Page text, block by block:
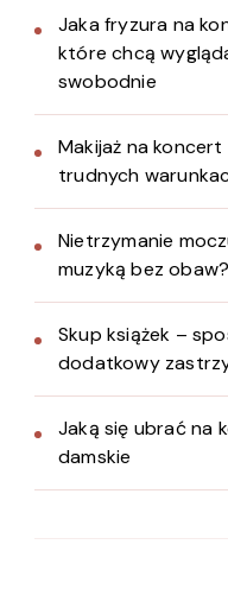
Jaka fryzura na
które chcą
swobodnie
Makijaż na
trudnych
Nietrzymanie
muzyką bez obaw?
Skup książek –
dodatkowy
Jaką się ubrać na
damskie